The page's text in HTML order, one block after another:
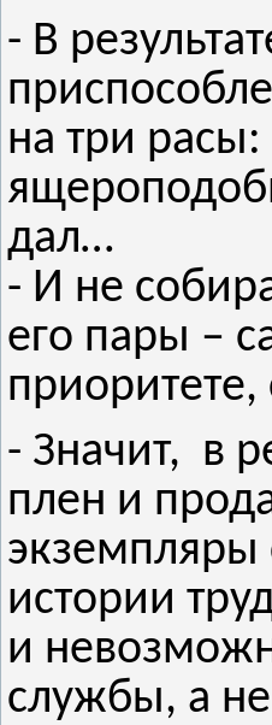
- В
на три
дал…
- И не
его пары –
- Значит, в
плен и
экземпляры
истории
и
службы, а